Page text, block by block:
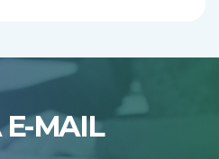
E-MAIL